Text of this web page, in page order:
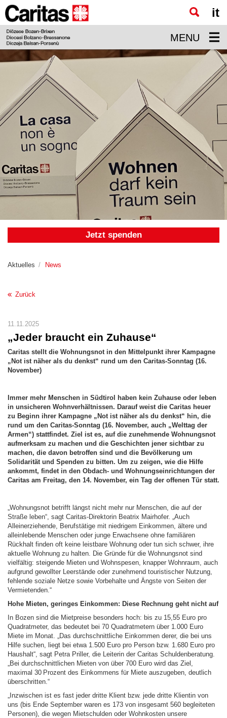
Zum
Hauptinhalt
springen
it
MENU
Jetzt spenden
Aktuelles News
Zurück
11.11.2025
„Jeder braucht ein Zuhause“
Caritas stellt die Wohnungsnot in den Mittelpunkt ihrer Kampagne
„Not ist näher als du denkst“ rund um den Caritas-Sonntag (16.
November)
Immer mehr Menschen in Südtirol haben kein Zuhause oder leben
in unsicheren Wohnverhältnissen. Darauf weist die Caritas heuer
zu Beginn ihrer Kampagne „Not ist näher als du denkst“ hin, die
rund um den Caritas-Sonntag (16. November, auch „Welttag der
Armen“) stattfindet. Ziel ist es, auf die zunehmende Wohnungsnot
aufmerksam zu machen und die Geschichten jener sichtbar zu
machen, die davon betroffen sind und die Bevölkerung um
Solidarität und Spenden zu bitten. Um zu zeigen, wie die Hilfe
ankommt, findet in den Obdach- und Wohnungseinrichtungen der
Caritas am Freitag, den 14. November, ein Tag der offenen Tür statt.
„Wohnungsnot betrifft längst nicht mehr nur Menschen, die auf der
Straße leben“, sagt Caritas-Direktorin Beatrix Mairhofer. „Auch
Alleinerziehende, Berufstätige mit niedrigem Einkommen, ältere und
alleinlebende Menschen oder junge Erwachsene ohne familiären
Rückhalt finden oft keine leistbare Wohnung oder tun sich schwer, ihre
aktuelle Wohnung zu halten. Die Gründe für die Wohnungsnot sind
vielfältig: steigende Mieten und Wohnspesen, knapper Wohnraum, auch
aufgrund gewollter Leerstände oder zunehmend touristischer Nutzung,
fehlende soziale Netze sowie Vorbehalte und Ängste von Seiten der
Vermietenden.“
Hohe Mieten, geringes Einkommen: Diese Rechnung geht nicht auf
In Bozen sind die Mietpreise besonders hoch: bis zu 15,55 Euro pro
Quadratmeter, das bedeutet bei 70 Quadratmetern über 1.000 Euro
Miete im Monat. „Das durchschnittliche Einkommen derer, die bei uns
Hilfe suchen, liegt bei etwa 1.500 Euro pro Person bzw. 1.680 Euro pro
Haushalt“, sagt Petra Priller, die Leiterin der Caritas Schuldenberatung.
„Bei durchschnittlichen Mieten von über 700 Euro wird das Ziel,
maximal 30 Prozent des Einkommens für Miete auszugeben, deutlich
überschritten.“
„Inzwischen ist es fast jeder dritte Klient bzw. jede dritte Klientin von
uns (bis Ende September waren es 173 von insgesamt 560 begleiteten
Personen), die wegen Mietschulden oder Wohnkosten unsere